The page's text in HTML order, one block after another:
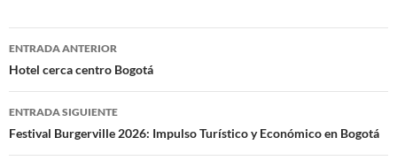
Navegación
de
entradas
ENTRADA ANTERIOR
Hotel cerca centro Bogotá
ENTRADA SIGUIENTE
Festival Burgerville 2026: Impulso Turístico y Económico en Bogotá